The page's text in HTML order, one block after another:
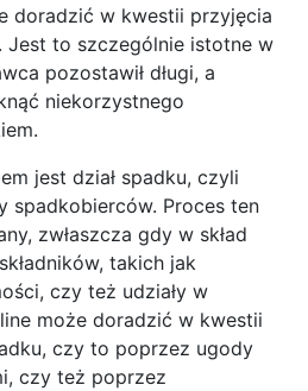
doradzić w kwestii przyjęcia
Jest to szczególnie istotne w
pozostawił długi, a
niekorzystnego
jest dział spadku, czyli
spadkobierców. Proces ten
zwłaszcza gdy w skład
takich jak
czy też udziały w
może doradzić w kwestii
czy to poprzez ugody
czy też poprzez